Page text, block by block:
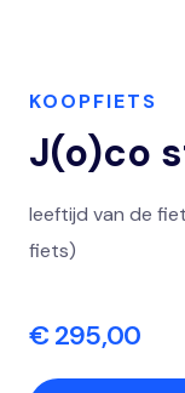
KOOPFIETS
J(o)co
leeftijd van de
fiets)
€ 295,00